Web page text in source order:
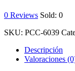
0 Reviews Sold: 0
SKU: PCC-6039
Descripción
Valoraciones